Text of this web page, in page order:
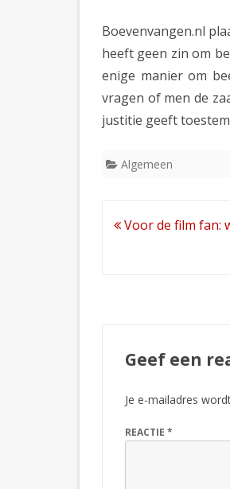
Boevenvangen.nl
heeft geen zin om
enige manier om
vragen of men de
justitie geeft
Algemeen
Bericht
Voor de film fan:
Geef een
Je e-mailadres
REACTIE *